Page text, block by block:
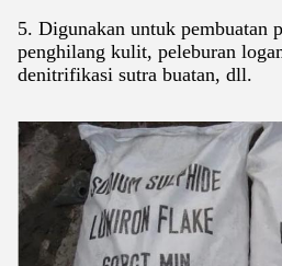
5. Digunakan untuk pembuatan
penghilang kulit, peleburan
denitrifikasi sutra buatan, dll.